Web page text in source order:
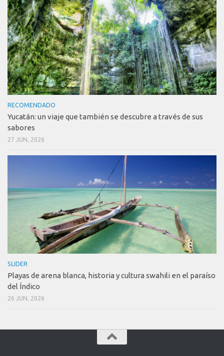
RECOMENDADO
Yucatán: un viaje que también se descubre a través de sus
sabores
27 JUN, 2026
SLIDER
Playas de arena blanca, historia y cultura swahili en el paraíso
del Índico
26 JUN, 2026